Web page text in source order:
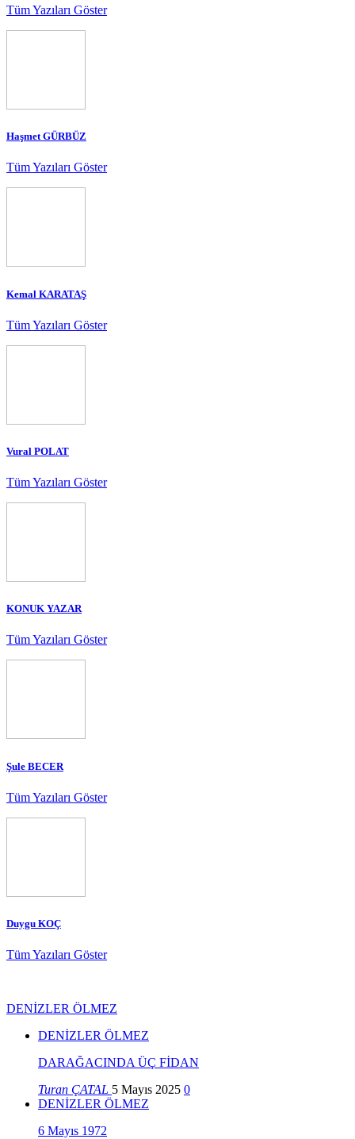
Tüm Yazıları Göster
Haşmet GÜRBÜZ
Tüm Yazıları Göster
Kemal KARATAŞ
Tüm Yazıları Göster
Vural POLAT
Tüm Yazıları Göster
KONUK YAZAR
Tüm Yazıları Göster
Şule BECER
Tüm Yazıları Göster
Duygu KOÇ
Tüm Yazıları Göster
DENİZLER ÖLMEZ
DENİZLER ÖLMEZ
DARAĞACINDA ÜÇ FİDAN
Turan ÇATAL 5 Mayıs 2025 0
DENİZLER ÖLMEZ
6 Mayıs 1972